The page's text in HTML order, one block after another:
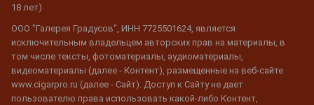
18 лет)
ООО "Галерея Градусов", ИНН 7725501624, является
исключительным владельцем авторских прав на материалы, в
том числе тексты, фотоматериалы, аудиоматериалы,
видеоматериалы (далее - Контент), размещенные на веб-сайте
www.cigarpro.ru (далее - Сайт). Доступ к Сайту не дает
пользователю права использовать какой-либо Контент,